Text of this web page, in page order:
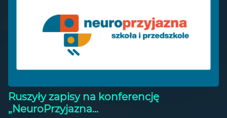
Ruszyły zapisy na konferencję
„NeuroPrzyjazna...